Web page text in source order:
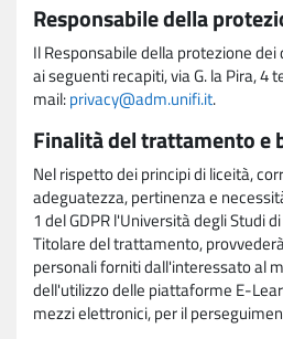
Responsabile della
Il Responsabile della protezione
ai seguenti recapiti, via G. la Pira, 4
mail:privacy@adm.unifi.it.
Finalità del trattamento e
Nel rispetto dei principi di liceità,
adeguatezza, pertinenza e
1 del GDPR l'Università degli Studi
Titolare del trattamento,
personali forniti dall'interessato al
dell'utilizzo delle piattaforme E-
mezzi elettronici, per il